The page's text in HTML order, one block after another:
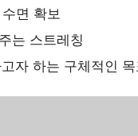
면 확보
는 스트레칭
자 하는 구체적인 목